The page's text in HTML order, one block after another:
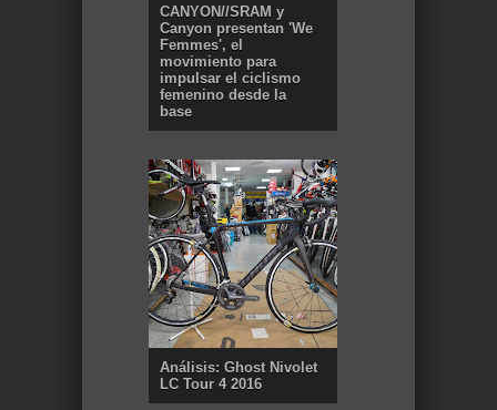
CANYON//SRAM y
Canyon presentan 'We
Femmes', el
movimiento para
impulsar el ciclismo
femenino desde la
base
Análisis: Ghost Nivolet
LC Tour 4 2016